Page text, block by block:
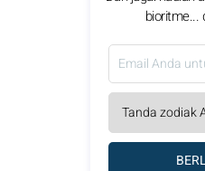
bioritme...